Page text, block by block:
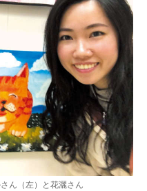
ん（左）と花灑さん